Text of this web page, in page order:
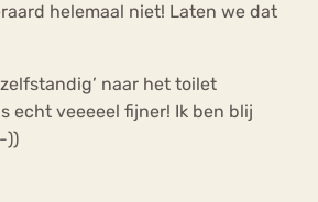
helemaal niet! Laten we dat
naar het toilet
echt veeeeel fijner! Ik ben blij
))